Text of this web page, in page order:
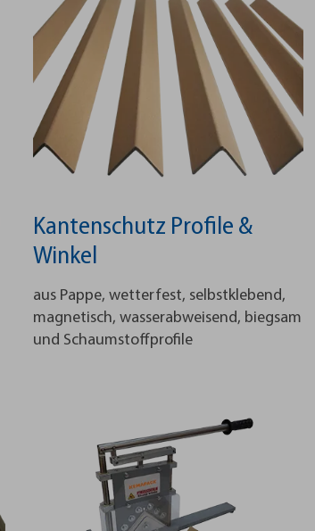
Kantenschutz Profile &
Winkel
aus Pappe, wetterfest, selbstklebend,
magnetisch, wasserabweisend, biegsam
und Schaumstoffprofile